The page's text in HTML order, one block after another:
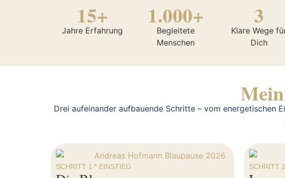
15+
Jahre Erfahrung
1.000+
Begleitete
Menschen
3
Klare Wege
Dich
Drei aufeinander aufbauende Schritte – vom energetischen
SCHRITT 1 * EINSTIEG SCHRITT